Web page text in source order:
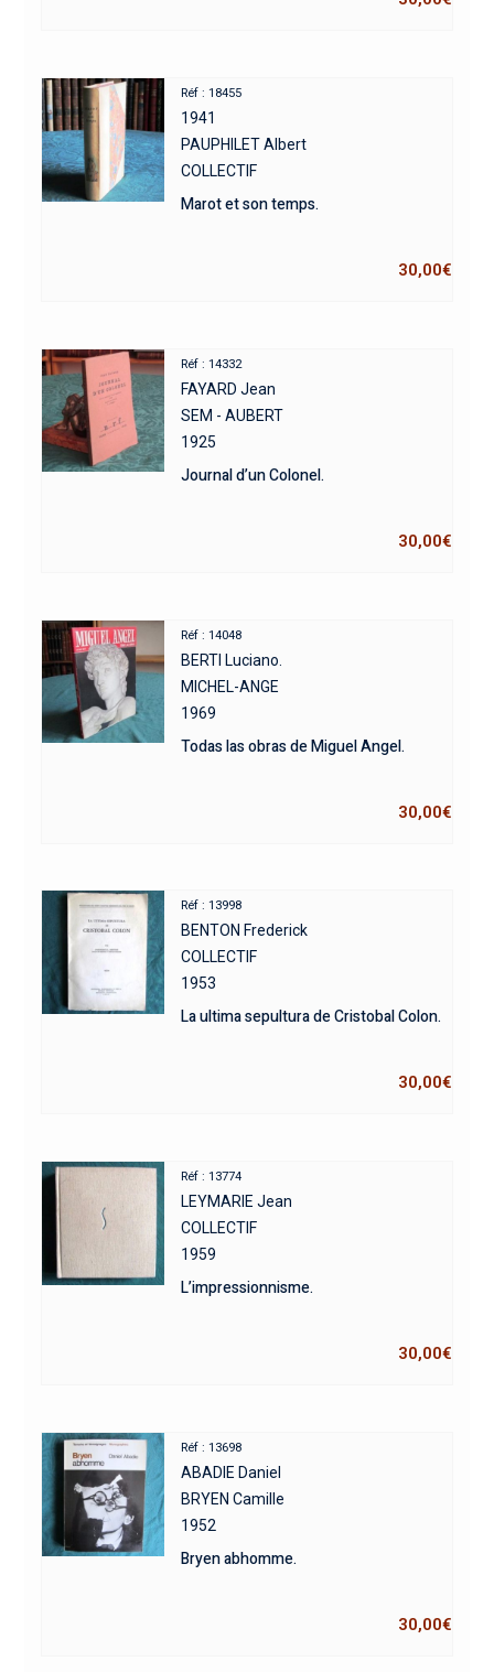
Réf : 18455
1941
PAUPHILET Albert
COLLECTIF
Marot et son temps.
30,00€
Réf : 14332
FAYARD Jean
SEM - AUBERT
1925
Journal d’un Colonel.
30,00€
Réf : 14048
BERTI Luciano.
MICHEL-ANGE
1969
Todas las obras de Miguel Angel.
30,00€
Réf : 13998
BENTON Frederick
COLLECTIF
1953
La ultima sepultura de Cristobal Colon.
30,00€
Réf : 13774
LEYMARIE Jean
COLLECTIF
1959
L’impressionnisme.
30,00€
Réf : 13698
ABADIE Daniel
BRYEN Camille
1952
Bryen abhomme.
30,00€